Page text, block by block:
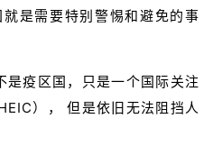
是需要特别警惕和避免的事
是疫区国，只是一个国际关注
）， 但是依旧无法阻挡人